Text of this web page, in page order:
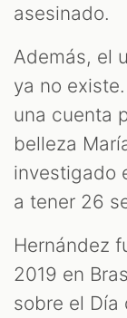
asesinado.
Además, el
ya no
una cuenta
belleza
investigado
a tener 26
Hernández
2019 en
sobre el Día